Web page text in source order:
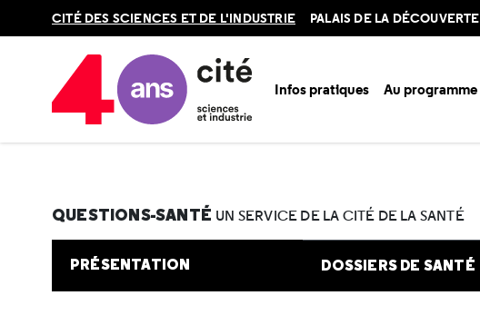
en
CITÉ DES SCIENCES ET DE L'INDUSTRIE PALAIS DE LA DÉCOUVERTE
Infos pratiques Au programme
Accueil Au programme
QUESTIONS-SANTÉ UN SERVICE DE LA CITÉ DE LA SANTÉ
PRÉSENTATION DOSSIERS DE SANTÉ